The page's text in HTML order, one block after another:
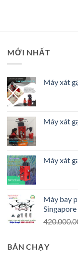
MỚI NHẤT
Máy xát
Máy xát
Máy xát
Máy bay
BÁN CHẠY